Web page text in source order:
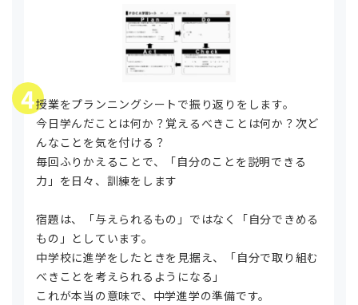
4授業をプランニングシートで振り返りをします。
今日学んだことは何か？覚えるべきことは何か？次ど
んなことを気を付ける？
毎回ふりかえることで、「自分のことを説明できる
力」を日々、訓練をします
宿題は、「与えられるもの」ではなく「自分できめる
もの」としています。
中学校に進学をしたときを見据え、「自分で取り組む
べきことを考えられるようになる」
これが本当の意味で、中学進学の準備です。